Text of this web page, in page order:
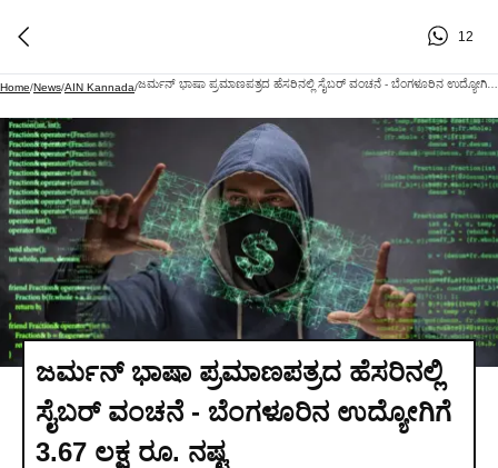
12
Home/News/AIN Kannada/
ಜರ್ಮನ್ ಭಾಷಾ ಪ್ರಮಾಣಪತ್ರದ ಹೆಸರಿನಲ್ಲಿ
ಸೈಬರ್ ವಂಚನೆ - ಬೆಂಗಳೂರಿನ ಉದ್ಯೋಗಿಗೆ
3.67 ಲಕ್ಷ ರೂ. ನಷ್ಟ